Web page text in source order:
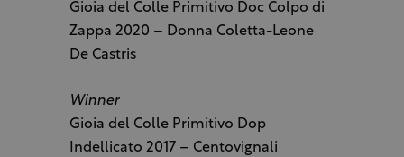
Gioia del Colle Primitivo Doc Colpo di
Zappa 2020 – Donna Coletta-Leone
De Castris
Winner
Gioia del Colle Primitivo Dop
Indellicato 2017 – Centovignali